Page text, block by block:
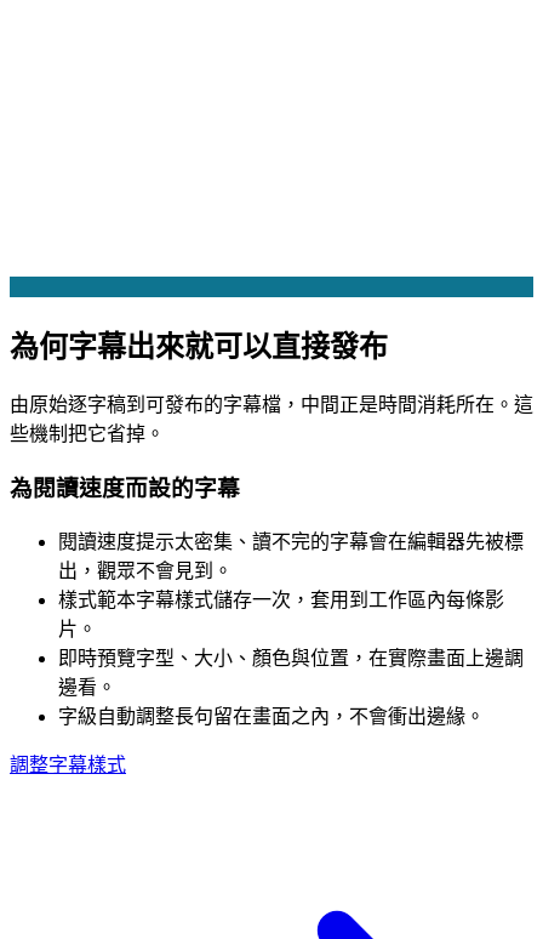
為何字幕出來就可以直接發布
由原始逐字稿到可發布的字幕檔，中間正是時間消耗所在。這
些機制把它省掉。
為閱讀速度而設的字幕
閱讀速度提示太密集、讀不完的字幕會在編輯器先被標
出，觀眾不會見到。
樣式範本字幕樣式儲存一次，套用到工作區內每條影
片。
即時預覽字型、大小、顏色與位置，在實際畫面上邊調
邊看。
字級自動調整長句留在畫面之內，不會衝出邊緣。
調整字幕樣式